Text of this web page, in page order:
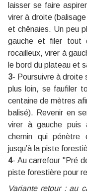
laisser se faire
virer à droite
et chênaies. Un peu
gauche et filer tout
rocailleux, virer à
le bord du plateau et
3- Poursuivre à droite
plus loin, se faufiler
centaine de mètres
balisé). Revenir en
virer à gauche puis
chemin qui pénètre
jusqu’à la piste
4- Au carrefour "Pré
piste forestière pour
Variante retour : au